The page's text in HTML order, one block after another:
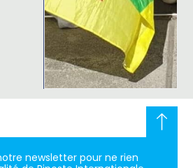
newsletter pour ne rien